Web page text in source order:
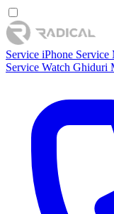
Service iPhone Service
Service Watch Ghiduri